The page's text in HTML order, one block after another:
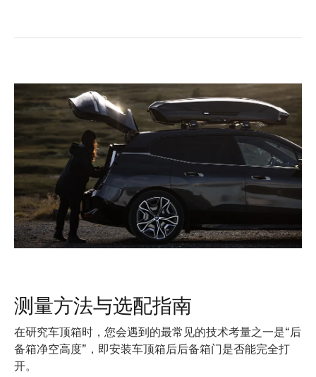
测量方法与选配指南
在研究车顶箱时，您会遇到的最常见的技术考量之一是“后
备箱净空高度”，即安装车顶箱后后备箱门是否能完全打
开。